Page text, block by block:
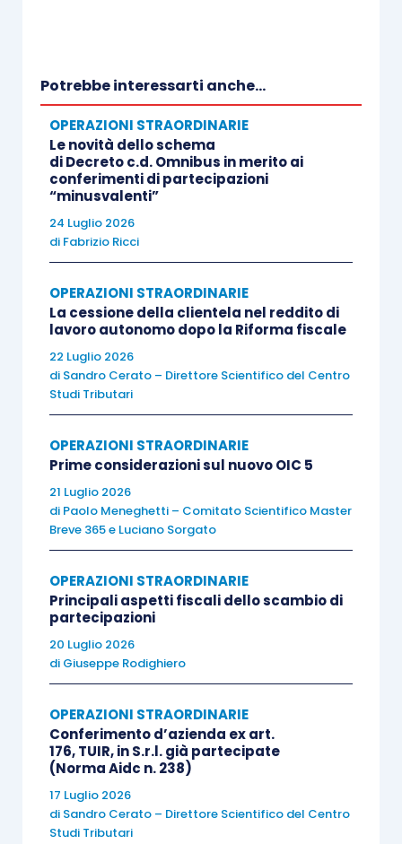
Risultato netto: euro 6000 – euro 1000 = euro
5000
società risultante dalla fusione o incorporante
subentra in tutti gli obblighi e i diritti delle società
fuseo incorporate relativi alle imposte sui redditi
prevedendo, quindi, un
plenario della incorporante in tutte le situazioni
fiscalmente maturate nei confronti delle
società aggregate. Ildiritto al subentro nelle
perdite era illimitato
esse fossero sintomatiche di società
imprenditorialmente inaridite e patrimonialmente
reddituale dei cicli imprenditoriali, comunque
raccordati astrutture produttive ancora
efficienti. Tale piena libertà di compensazione
con leperdite delle società fuse/incorporate
fiscali,il cui unico asset appetibile era proprio
rappresentato dalriporto delle perdite
dato rinvenire nella relazione di
accompagnamento allo schema del D.L.
277/1986, dove testualmente si evidenziava: “
Potrebbe interessarti anche...
OPERAZIONI STRAORDINARIE
Le novità dello schema
di Decreto c.d. Omnibus in merito ai
conferimenti di partecipazioni
“minusvalenti”
24 Luglio 2026
di Fabrizio Ricci
OPERAZIONI STRAORDINARIE
La cessione della clientela nel reddito di
lavoro autonomo dopo la Riforma fiscale
22 Luglio 2026
di Sandro Cerato – Direttore Scientifico del Centro
Studi Tributari
OPERAZIONI STRAORDINARIE
Prime considerazioni sul nuovo OIC 5
21 Luglio 2026
di Paolo Meneghetti – Comitato Scientifico Master
Breve 365e Luciano Sorgato
OPERAZIONI STRAORDINARIE
Principali aspetti fiscali dello scambio di
partecipazioni
20 Luglio 2026
di Giuseppe Rodighiero
OPERAZIONI STRAORDINARIE
Conferimento d’azienda ex art.
176, TUIR, in S.r.l. già partecipate
(Norma Aidc n. 238)
17 Luglio 2026
di Sandro Cerato – Direttore Scientifico del Centro
Studi Tributari